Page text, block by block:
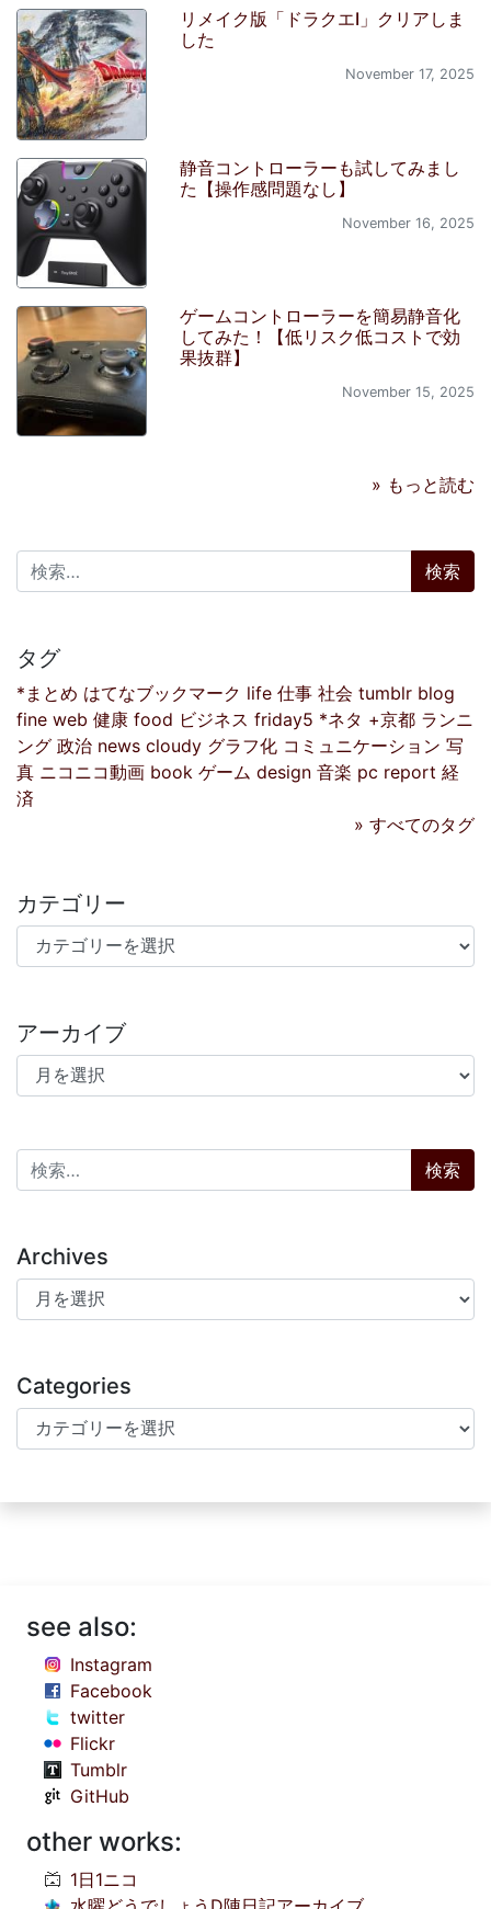
リメイク版「ドラクエI」クリアしま
した
November 17, 2025
静音コントローラーも試してみまし
た【操作感問題なし】
November 16, 2025
ゲームコントローラーを簡易静音化
してみた！【低リスク低コストで効
果抜群】
November 15, 2025
» もっと読む
検索:
タグ
*まとめ はてなブックマーク life 仕事 社会 tumblr blog
fine web 健康 food ビジネス friday5 *ネタ +京都 ランニ
ング 政治 news cloudy グラフ化 コミュニケーション 写
真 ニコニコ動画 book ゲーム design 音楽 pc report 経
済
» すべてのタグ
カテゴリー
カテゴリー
アーカイブ
アーカイブ
検索:
Archives
Archives
Categories
Categories
see also:
Instagram
Facebook
twitter
Flickr
Tumblr
GitHub
other works:
1日1ニコ